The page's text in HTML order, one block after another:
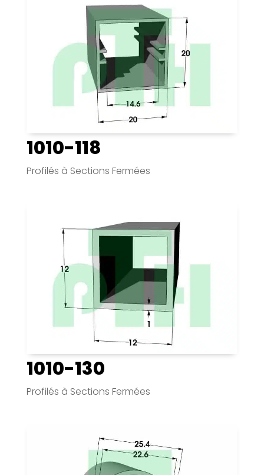
1010-118
Profilés à Sections Fermées
1010-130
Profilés à Sections Fermées